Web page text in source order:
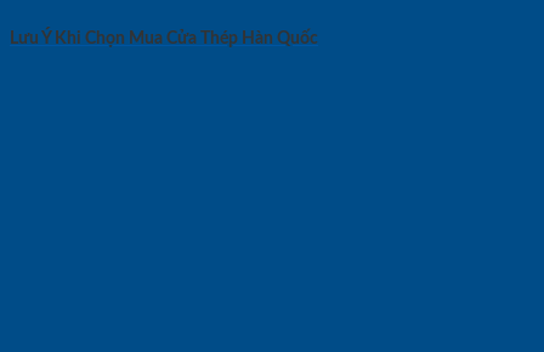
Lưu Ý Khi Chọn Mua Cửa Thép Hàn Quốc